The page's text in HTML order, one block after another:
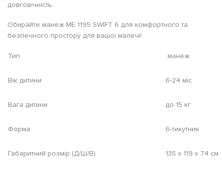
довговічність.
Обирайте манеж ME 1195 SWIFT 6 для комфортного та
безпечного простору для вашої малечі!
Тип манеж
Вік дитини 6-24 міс
Вага дитини до 15 кг
Форма 6-тикутник
Габаритний розмір (Д/Ш/В) 135 х 119 х 74 см